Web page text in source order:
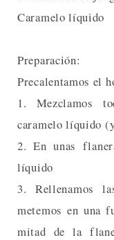
Caramelo líquido
Preparación:
Precalentamos el
1. Mezclamos
caramelo líquido
2. En unas
líquido
3. Rellenamos
metemos en una
mitad de la